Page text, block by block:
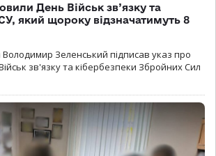
День Військ зв’язку та
який щороку відзначатимуть 8
Зеленський підписав указ про
зв'язку та кібербезпеки Збройних Сил